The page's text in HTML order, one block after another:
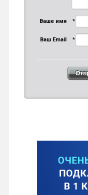
Ваше имя *
Ваш Email *